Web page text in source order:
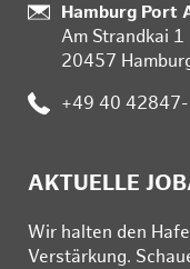
:
Hamburg Port
Am Strandkai 1
20457
: +49 40
AKTUELLE
Wir hal­ten den
Ver­stär­kung.